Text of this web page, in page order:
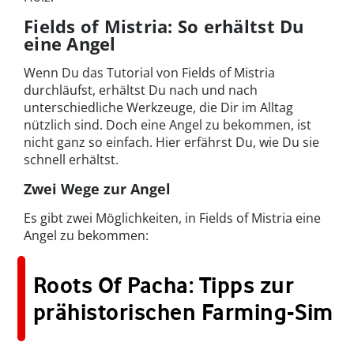
Fields of Mistria: So erhältst Du
eine Angel
Wenn Du das Tutorial von Fields of Mistria
durchläufst, erhältst Du nach und nach
unterschiedliche Werkzeuge, die Dir im Alltag
nützlich sind. Doch eine Angel zu bekommen, ist
nicht ganz so einfach. Hier erfährst Du, wie Du sie
schnell erhältst.
Zwei Wege zur Angel
Es gibt zwei Möglichkeiten, in Fields of Mistria eine
Angel zu bekommen:
Roots Of Pacha: Tipps zur
prähistorischen Farming-Sim